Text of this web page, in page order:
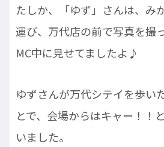
たしか、「ゆず」さんは、み
運び、万代店の前で写真を撮
MC中に見せてましたよ♪
ゆずさんが万代シテイを歩い
とで、会場からはキャー！！
いました。